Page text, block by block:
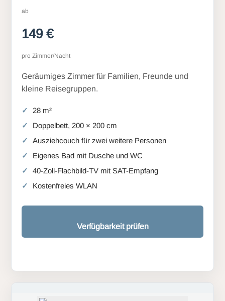
ab
149 €
pro Zimmer/Nacht
Geräumiges Zimmer für Familien, Freunde und
kleine Reisegruppen.
28 m²
Doppelbett, 200 × 200 cm
Ausziehcouch für zwei weitere Personen
Eigenes Bad mit Dusche und WC
40-Zoll-Flachbild-TV mit SAT-Empfang
Kostenfreies WLAN
Verfügbarkeit prüfen